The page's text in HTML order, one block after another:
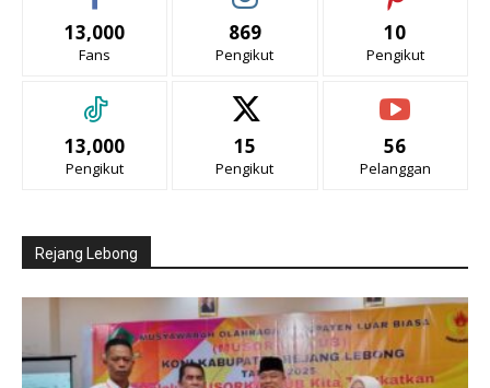
13,000
Fans
869
Pengikut
10
Pengikut
13,000
Pengikut
15
Pengikut
56
Pelanggan
Rejang Lebong